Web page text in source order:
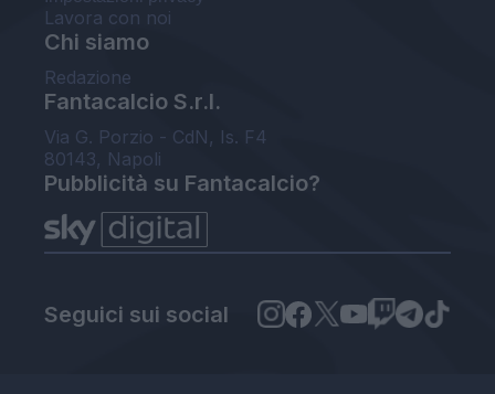
Lavora con noi
Chi siamo
Redazione
Fantacalcio S.r.l.
Via G. Porzio - CdN, Is. F4
80143, Napoli
Pubblicità su Fantacalcio?
Seguici sui social